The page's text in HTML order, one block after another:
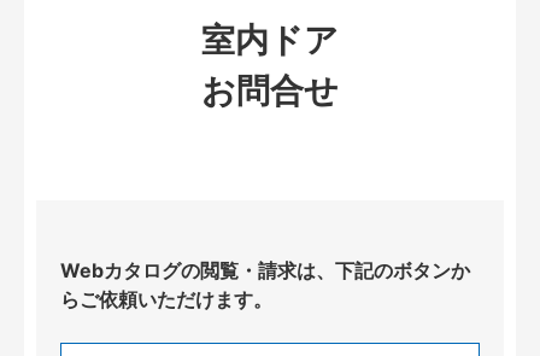
室内ドア
お問合せ
Webカタログの閲覧・請求は、下記のボタンか
らご依頼いただけます。